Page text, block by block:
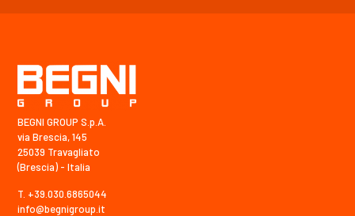
BEGNI GROUP S.p.A.
via Brescia, 145
25039 Travagliato
(Brescia) - Italia
T. +39.030.6865044
info@begnigroup.it